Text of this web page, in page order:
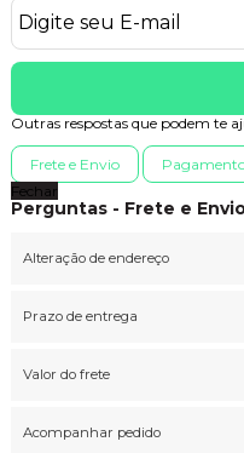
Outras respostas que podem te
Frete e Envio
Fechar
Perguntas - Frete e
Alteração de endereço
Prazo de entrega
Valor do frete
Acompanhar pedido